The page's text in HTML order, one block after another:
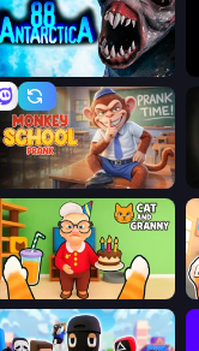
Antarctica 88
Monkey School Prank
Cat and Granny